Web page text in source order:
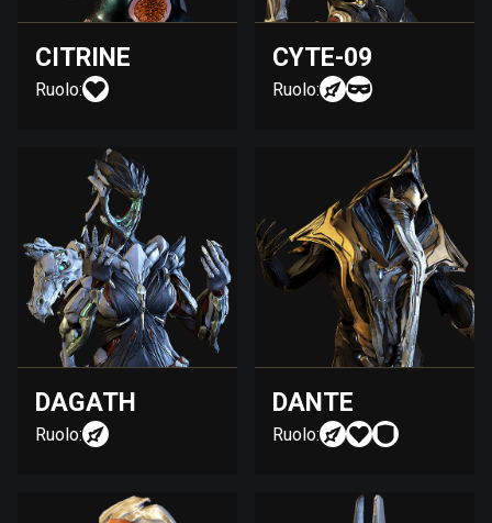
CITRINE
Ruolo:
CYTE-09
Ruolo:
DAGATH
Ruolo:
DANTE
Ruolo: